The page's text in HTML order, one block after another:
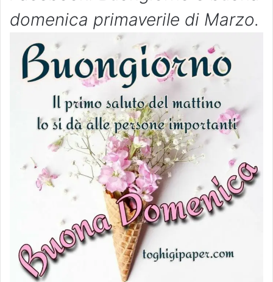
domenica primaverile di Marzo.